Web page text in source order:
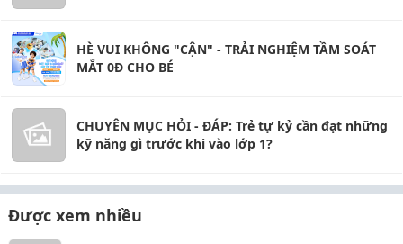
HÈ VUI KHÔNG "CẬN" - TRẢI NGHIỆM TẦM SOÁT
MẮT 0Đ CHO BÉ
CHUYÊN MỤC HỎI - ĐÁP: Trẻ tự kỷ cần đạt những
kỹ năng gì trước khi vào lớp 1?
Được xem nhiều